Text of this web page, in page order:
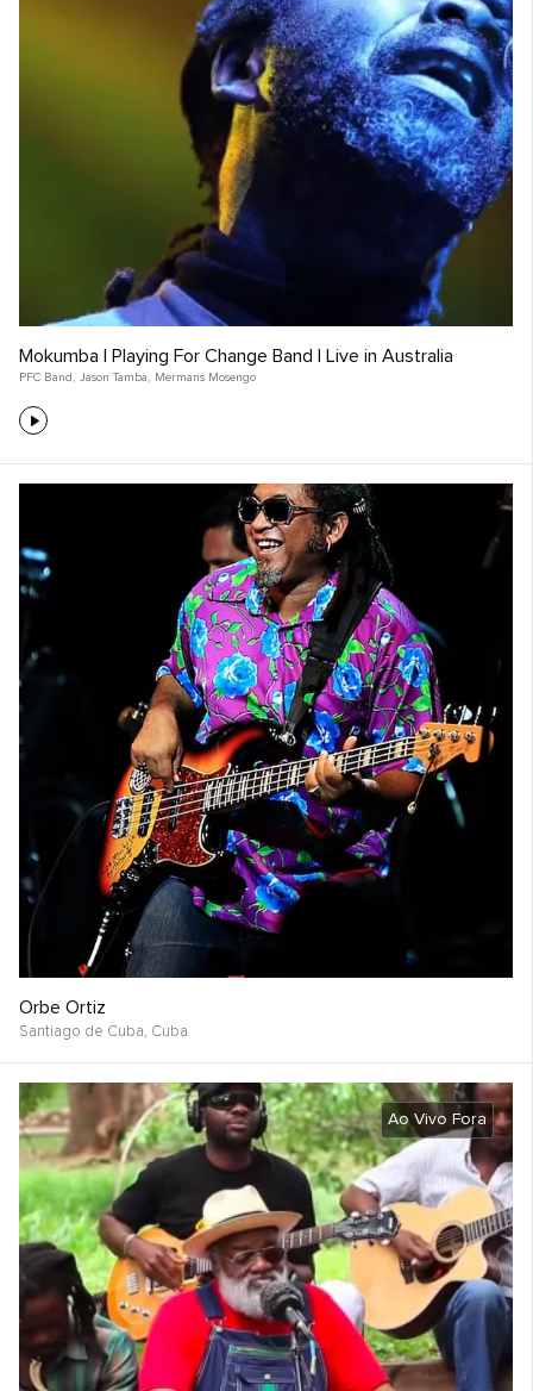
Mokumba | Playing For Change Band | Live in Australia
PFC Band , Jason Tamba , Mermans Mosengo
Orbe Ortiz
Santiago de Cuba, Cuba
Ao Vivo Fora